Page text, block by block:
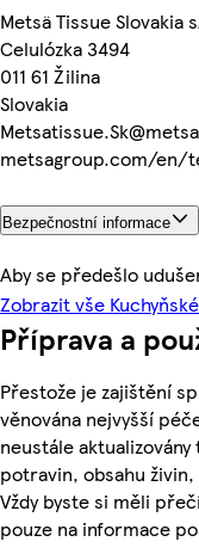
Metsä Tissue Slovakia
Celulózka 3494
011 61 Žilina
Slovakia
metsagroup.com/en/
Bezpečnostní informace
Aby se předešlo
Zobrazit vše
Příprava a
Přestože je zajištění
věnována nejvyšší
neustále
potravin, obsahu
Vždy byste si měli
pouze na informace